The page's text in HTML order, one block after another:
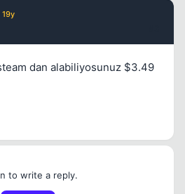
19y
dan alabiliyosunuz $3.49
to write a reply.